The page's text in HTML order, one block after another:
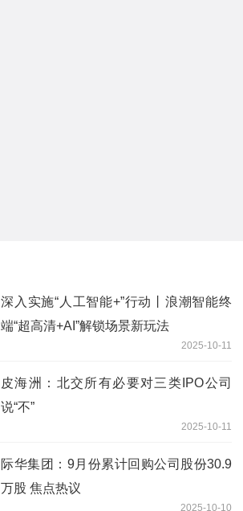
深入实施“人工智能+”行动丨浪潮智能终
端“超高清+AI”解锁场景新玩法
2025-10-11
皮海洲：北交所有必要对三类IPO公司
说“不”
2025-10-11
际华集团：9月份累计回购公司股份30.9
万股 焦点热议
2025-10-10